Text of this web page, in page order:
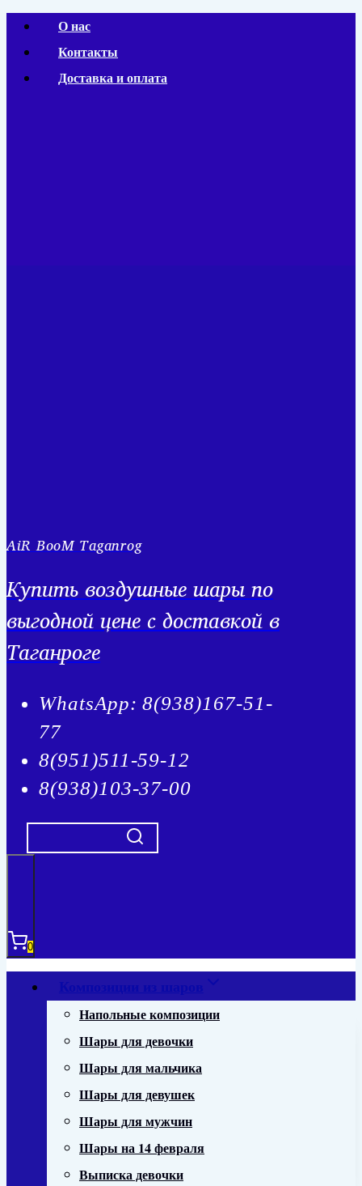
Перейти
содержимому
О нас
Контакты
Доставка и оплата
AiR BooM Taganrog
Купить воздушные шары по
выгодной цене с доставкой в
Таганроге
WhatsApp: 8(938)167-51-
77
8(951)511-59-12
8(938)103-37-00
0
Композиции из шаров
Напольные композиции
Шары для девочки
Шары для мальчика
Шары для девушек
Шары для мужчин
Шары на 14 февраля
Выписка девочки